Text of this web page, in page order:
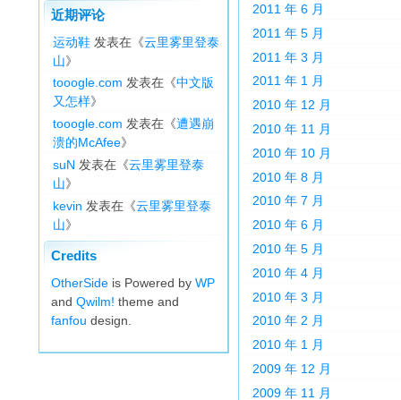
近期评论
运动鞋 发表在《云里雾里登泰
山》
tooogle.com 发表在《中文版
又怎样》
tooogle.com 发表在《遭遇崩
溃的McAfee》
suN 发表在《云里雾里登泰
山》
kevin 发表在《云里雾里登泰
山》
Credits
OtherSide is Powered by WP
and Qwilm! theme and
fanfou design.
2011 年 6 月
2011 年 5 月
2011 年 3 月
2011 年 1 月
2010 年 12 月
2010 年 11 月
2010 年 10 月
2010 年 8 月
2010 年 7 月
2010 年 6 月
2010 年 5 月
2010 年 4 月
2010 年 3 月
2010 年 2 月
2010 年 1 月
2009 年 12 月
2009 年 11 月